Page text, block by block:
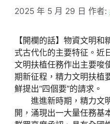
2025 年 5 月 29 日 作者:
【開欄的話】物資文明
式古代化的主要特征。近
文明扶植任務作出主要唆
期新征程，精力文明扶植
鮮提出“四個要”的請求。
進進新時期，精力文
開，涌現出一大量任務基